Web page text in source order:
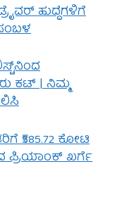
ಹುದ್ದೆಗಳಿಗೆ
ಕಟ್ | ನಿಮ್ಮ
₹585.72 ಕೋಟಿ
ಪ್ರಿಯಾಂಕ್ ಖರ್ಗೆ